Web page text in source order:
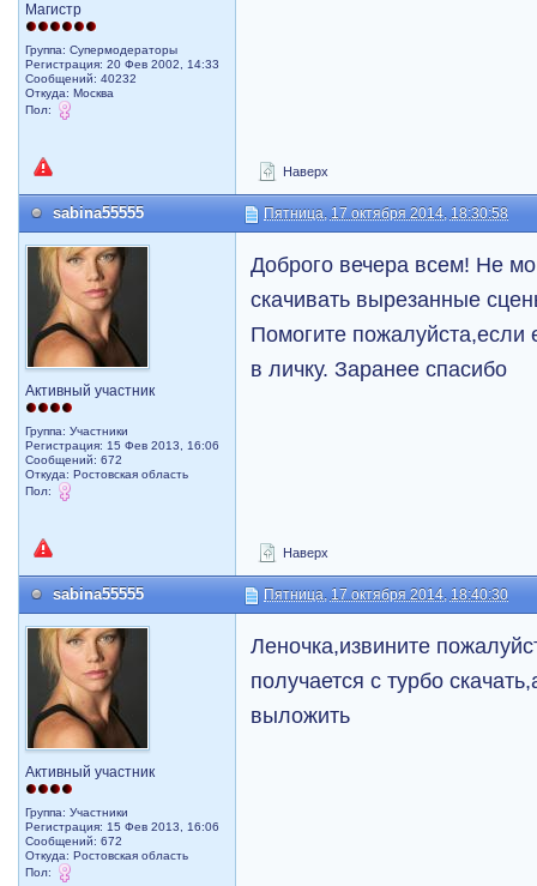
Магистр
Группа: Супермодераторы
Регистрация: 20 Фев 2002, 14:33
Сообщений: 40232
Откуда: Москва
Пол:
Наверх
sabina55555 Пятница, 17 октября 2014, 18:30:58
Активный участник
Группа: Участники
Регистрация: 15 Фев 2013, 16:06
Сообщений: 672
Откуда: Ростовская область
Пол:
Доброго вечера всем! Не
скачивать вырезанные
Помогите пожалуйста,если
в личку. Заранее спасибо
Наверх
sabina55555 Пятница, 17 октября 2014, 18:40:30
Активный участник
Группа: Участники
Регистрация: 15 Фев 2013, 16:06
Сообщений: 672
Откуда: Ростовская область
Пол:
Леночка,извините
получается с турбо
выложить